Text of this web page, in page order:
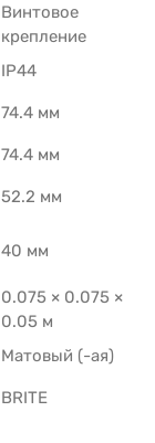
Винтовое
крепление
IP44
74.4 мм
74.4 мм
52.2 мм
40 мм
0.075 × 0.075 ×
0.05 м
Матовый (-ая)
BRITE